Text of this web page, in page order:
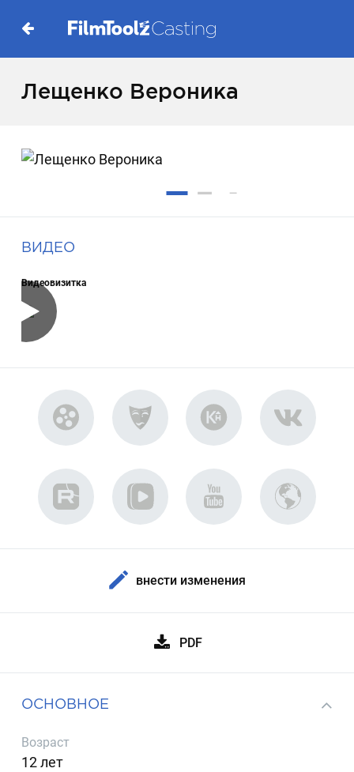
Лещенко Вероника
ВИДЕО
Видеовизитка
внести изменения
PDF
ОСНОВНОЕ
Возраст
12 лет